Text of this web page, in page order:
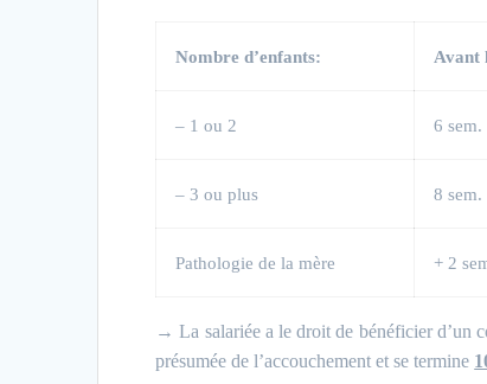
Nombre d’enfants: Avant
– 1 ou 2 6 sem.
– 3 ou plus 8 sem.
Pathologie de la mère + 2
→La salariée a le droit de bénéficier d’un
présumée de l’accouchement et se termine